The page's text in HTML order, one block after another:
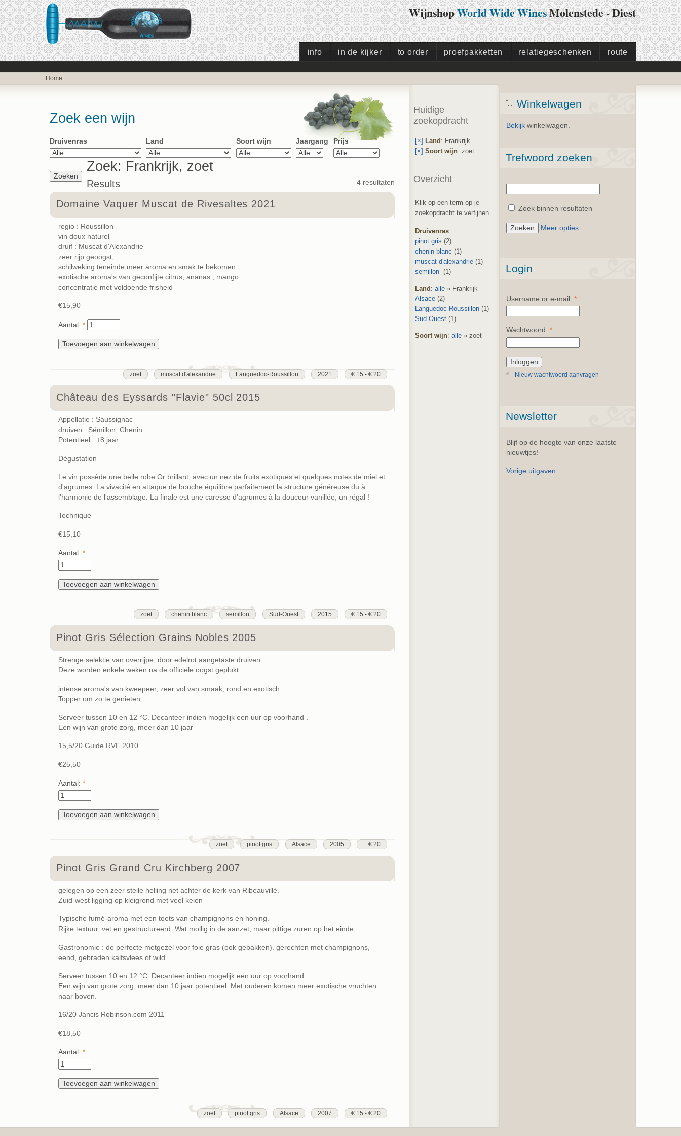
WijnshopWorld Wide WinesMolenstede - Diest
info in de kijker to order proefpakketten relatiegeschenken route
Home
Zoek een wijn
Druivenras Land Soort wijn Jaargang Prijs
Zoek: Frankrijk, zoet
4 resultaten
Results
Domaine Vaquer Muscat de Rivesaltes 2021
regio : Roussillon
vin doux naturel
druif : Muscat d'Alexandrie
zeer rijp geoogst,
schilweking teneinde meer aroma en smak te bekomen.
exotische aroma's van geconfijte citrus, ananas , mango
concentratie met voldoende frisheid
€15,90
Aantal: *
zoet muscat d'alexandrie Languedoc-Roussillon 2021 € 15 - € 20
Château des Eyssards "Flavie" 50cl 2015
Appellatie : Saussignac
druiven : Sémillon, Chenin
Potentieel : +8 jaar
Dégustation
Le vin possède une belle robe Or brillant, avec un nez de fruits exotiques et quelques notes de miel et
d'agrumes. La vivacité en attaque de bouche équilibre parfaitement la structure généreuse du à
l'harmonie de l'assemblage. La finale est une caresse d'agrumes à la douceur vanillée, un régal !
Technique
€15,10
Aantal: *
zoet chenin blanc semillon Sud-Ouest 2015 € 15 - € 20
Pinot Gris Sélection Grains Nobles 2005
Strenge selektie van overrijpe, door edelrot aangetaste druiven.
Deze worden enkele weken na de officiële oogst geplukt.
intense aroma's van kweepeer, zeer vol van smaak, rond en exotisch
Topper om zo te genieten
Serveer tussen 10 en 12 °C. Decanteer indien mogelijk een uur op voorhand .
Een wijn van grote zorg, meer dan 10 jaar
15,5/20 Guide RVF 2010
€25,50
Aantal: *
zoet pinot gris Alsace 2005 + € 20
Pinot Gris Grand Cru Kirchberg 2007
gelegen op een zeer steile helling net achter de kerk van Ribeauvillé.
Zuid-west ligging op kleigrond met veel keien
Typische fumé-aroma met een toets van champignons en honing.
Rijke textuur, vet en gestructureerd. Wat mollig in de aanzet, maar pittige zuren op het einde
Gastronomie : de perfecte metgezel voor foie gras (ook gebakken). gerechten met champignons,
eend, gebraden kalfsvlees of wild
Serveer tussen 10 en 12 °C. Decanteer indien mogelijk een uur op voorhand .
Een wijn van grote zorg, meer dan 10 jaar potentieel. Met ouderen komen meer exotische vruchten
naar boven.
16/20 Jancis Robinson.com 2011
€18,50
Aantal: *
zoet pinot gris Alsace 2007 € 15 - € 20
Huidige
zoekopdracht
[×] Land: Frankrijk
[×] Soort wijn: zoet
Overzicht
Klik op een term op je
zoekopdracht te verfijnen
Druivenras
pinot gris (2)
chenin blanc (1)
muscat d'alexandrie (1)
semillon (1)
Land :alle » Frankrijk
Alsace (2)
Languedoc-Roussillon (1)
Sud-Ouest (1)
Soort wijn:alle » zoet
Winkelwagen
Bekijk winkelwagen.
Trefwoord zoeken
Zoek binnen resultaten
Meer opties
Login
Username or e-mail:*
Wachtwoord:*
Nieuw wachtwoord aanvragen
Newsletter
Blijf op de hoogte van onze laatste
nieuwtjes!
Vorige uitgaven